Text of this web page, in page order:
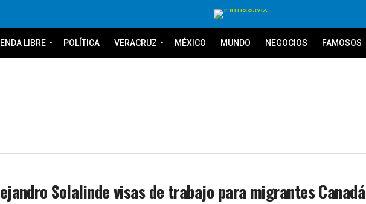
LIBRE POLÍTICA VERACRUZ MÉXICO MUNDO NEGOCIOS FAMOSOS
Solalinde visas de trabajo para migrantes Canadá